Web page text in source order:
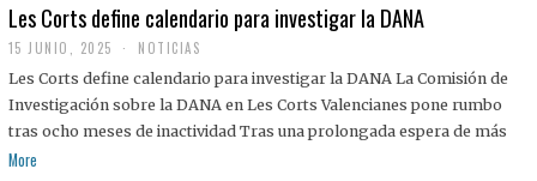
Les Corts define calendario para investigar la DANA
15 JUNIO, 2025 NOTICIAS
Les Corts define calendario para investigar la DANA La Comisión de
Investigación sobre la DANA en Les Corts Valencianes pone rumbo
tras ocho meses de inactividad Tras una prolongada espera de más
More